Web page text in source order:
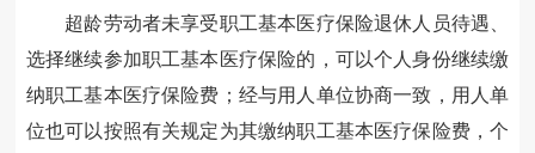
超龄劳动者未享受职工基本医疗保险退休人员待遇、
选择继续参加职工基本医疗保险的，可以个人身份继续缴
纳职工基本医疗保险费；经与用人单位协商一致，用人单
位也可以按照有关规定为其缴纳职工基本医疗保险费，个